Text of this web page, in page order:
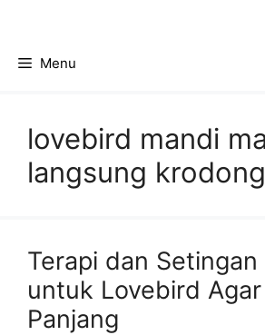
contentMenu
lovebird mandi
langsung krodong
Terapi dan
untuk Lovebird
Panjang